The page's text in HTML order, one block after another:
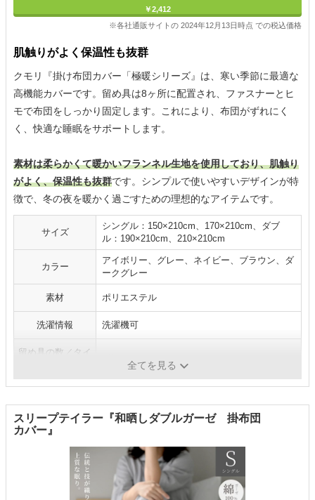
￥2,412
※各社通販サイトの 2024年12月13日時点 での税込価格
肌触りがよく保温性も抜群
クモリ『掛け布団カバー「極暖シリーズ』は、寒い季節に最適な
高機能カバーです。留め具は8ヶ所に配置され、ファスナーとヒ
モで布団をしっかり固定します。これにより、布団がずれにく
く、快適な睡眠をサポートします。
素材は柔らかくて暖かいフランネル生地を使用しており、肌触り
がよく、保温性も抜群です。シンプルで使いやすいデザインが特
徴で、冬の夜を暖かく過ごすための理想的なアイテムです。
サイズ
シングル：150×210cm、170×210cm、ダブ
ル：190×210cm、210×210cm
カラー
アイボリー、グレー、ネイビー、ブラウン、ダ
ークグレー
素材 ポリエステル
洗濯情報 洗濯機可
留め具の数／タイ
8箇所/ファスナー、紐
全てを見る
スリープテイラー『和晒しダブルガーゼ 掛布団
カバー』